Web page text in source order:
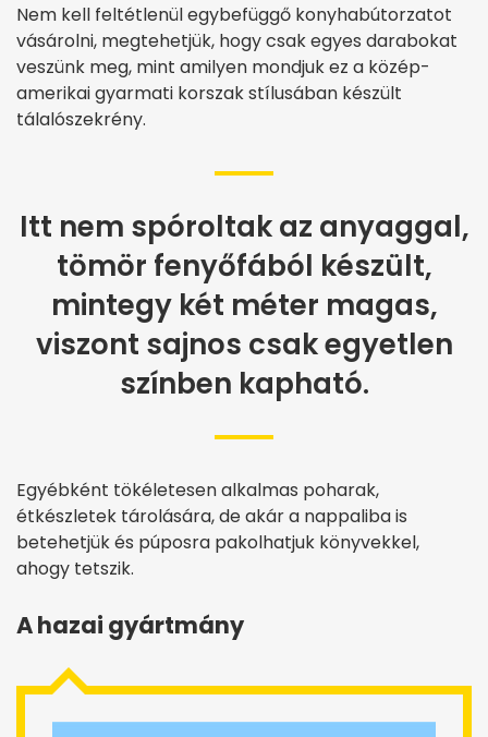
Nem kell feltétlenül egybefüggő konyhabútorzatot
vásárolni, megtehetjük, hogy csak egyes darabokat
veszünk meg, mint amilyen mondjuk ez a közép-
amerikai gyarmati korszak stílusában készült
tálalószekrény.
Itt nem spóroltak az anyaggal,
tömör fenyőfából készült,
mintegy két méter magas,
viszont sajnos csak egyetlen
színben kapható.
Egyébként tökéletesen alkalmas poharak,
étkészletek tárolására, de akár a nappaliba is
betehetjük és púposra pakolhatjuk könyvekkel,
ahogy tetszik.
A hazai gyártmány